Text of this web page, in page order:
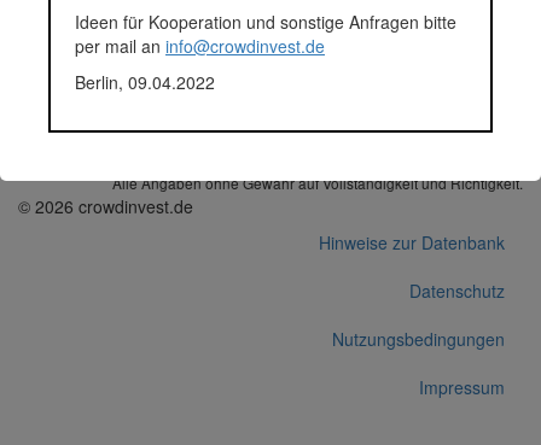
Projektentwickler
Ökowert Firmengruppe
Notizen
Crowdinvestment laut Exporo-
Alle Angaben ohne Gewähr auf Vollständigkeit und Richtigkeit.
© 2026 crowdinvest.de
Hinweise zur Datenbank
Datenschutz
Nutzungsbedingungen
Impressum
Ideen für Kooperation und sonstige Anfragen bitte
per mail an info@crowdinvest.de
Berlin, 09.04.2022